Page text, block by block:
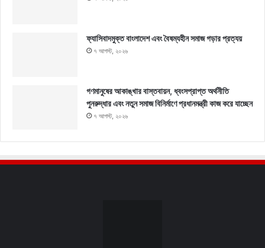
ফ্যাসিবাদমুক্ত বাংলাদেশ এবং বৈষম্যহীন সমাজ গড়ার প্রত্যয়
৭ আগস্ট, ২০২৬
গণমানুষের আকাঙ্খার বাস্তবায়ন, ধ্বংসপ্রাপ্ত অর্থনীতি
পুনরুদ্ধার এবং নতুন সমাজ বিনির্মাণে প্রধানমন্ত্রী কাজ করে যাচ্ছেন
৭ আগস্ট, ২০২৬